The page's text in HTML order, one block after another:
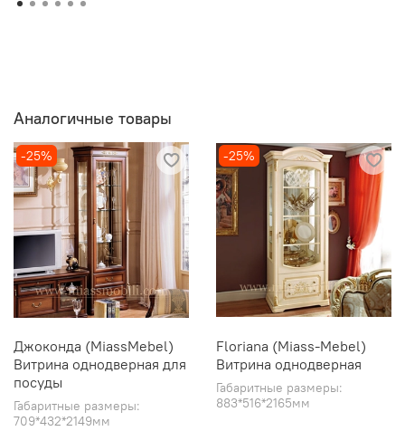
Аналогичные товары
-25%
Джоконда (MiassMebel)
Витрина однодверная для
посуды
Габаритные размеры:
709*432*2149мм
-25%
Floriana (Miass-Mebel)
Витрина однодверная
Габаритные размеры:
883*516*2165мм